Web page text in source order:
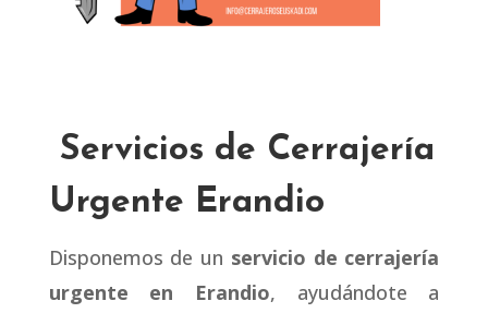
Servicios de Cerrajería
Urgente Erandio
Disponemos de un servicio de cerrajería
urgente en Erandio, ayudándote a